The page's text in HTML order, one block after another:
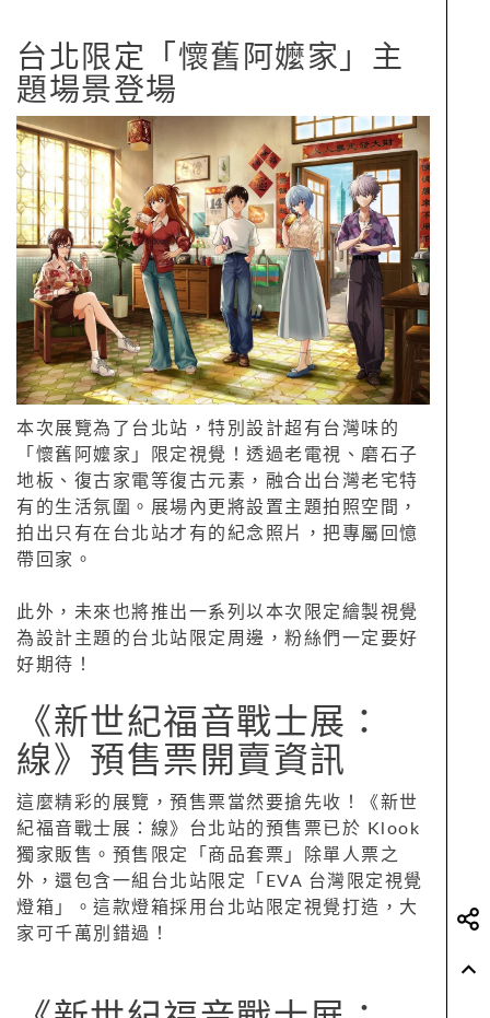
台北限定「懷舊阿嬤家」主
題場景登場
本次展覽為了台北站，特別設計超有台灣味的
「懷舊阿嬤家」限定視覺！透過老電視、磨石子
地板、復古家電等復古元素，融合出台灣老宅特
有的生活氛圍。展場內更將設置主題拍照空間，
拍出只有在台北站才有的紀念照片，把專屬回憶
帶回家。
此外，未來也將推出一系列以本次限定繪製視覺
為設計主題的台北站限定周邊，粉絲們一定要好
好期待！
《新世紀福音戰士展：
線》預售票開賣資訊
這麼精彩的展覽，預售票當然要搶先收！《新世
紀福音戰士展：線》台北站的預售票已於 Klook
獨家販售。預售限定「商品套票」除單人票之
外，還包含一組台北站限定「EVA 台灣限定視覺
燈箱」。這款燈箱採用台北站限定視覺打造，大
家可千萬別錯過！